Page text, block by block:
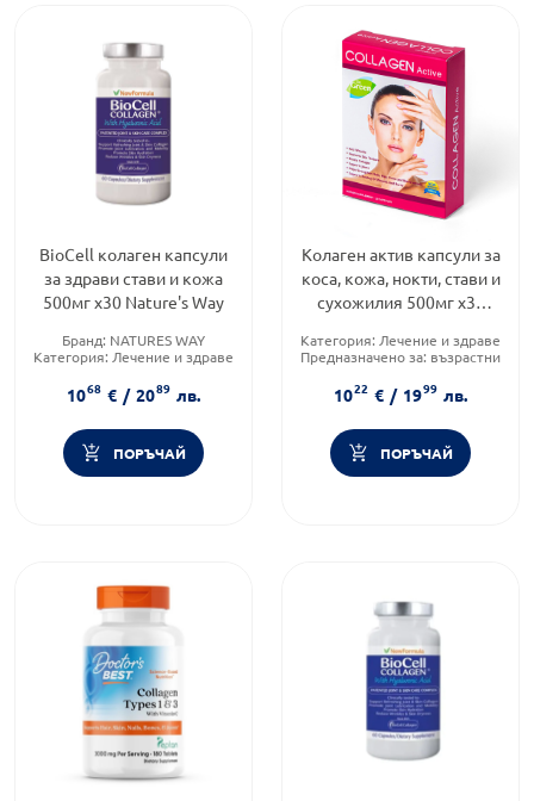
BioCell колаген капсули
за здрави стави и кожа
500мг х30 Nature's Way
Бранд: NATURES WAY
Категория: Лечение и здраве
1068 € / 2089 лв.
ПОРЪЧАЙ
Колаген актив капсули за
коса, кожа, нокти, стави и
сухожилия 500мг х30
Категория: Лечение и здраве
Предназначено за: възрастни
1022 € / 1999 лв.
ПОРЪЧАЙ